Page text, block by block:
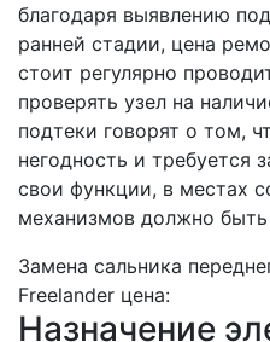
благодаря выявлению
ранней стадии, цена
стоит регулярно
проверять узел на
подтеки говорят о том,
негодность и требуется
свои функции, в местах
механизмов должно быть
Замена сальника
Freelander цена:
Назначение